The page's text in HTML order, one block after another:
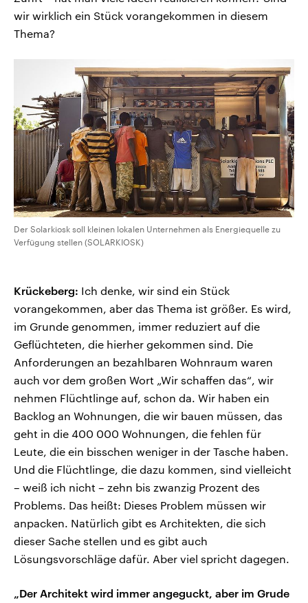
wir wirklich ein Stück vorangekommen in diesem
Thema?
Der Solarkiosk soll kleinen lokalen Unternehmen als Energiequelle zu
Verfügung stellen (SOLARKIOSK)
Krückeberg: Ich denke, wir sind ein Stück
vorangekommen, aber das Thema ist größer. Es wird,
im Grunde genommen, immer reduziert auf die
Geflüchteten, die hierher gekommen sind. Die
Anforderungen an bezahlbaren Wohnraum waren
auch vor dem großen Wort „Wir schaffen das“, wir
nehmen Flüchtlinge auf, schon da. Wir haben ein
Backlog an Wohnungen, die wir bauen müssen, das
geht in die 400 000 Wohnungen, die fehlen für
Leute, die ein bisschen weniger in der Tasche haben.
Und die Flüchtlinge, die dazu kommen, sind vielleicht
– weiß ich nicht – zehn bis zwanzig Prozent des
Problems. Das heißt: Dieses Problem müssen wir
anpacken. Natürlich gibt es Architekten, die sich
dieser Sache stellen und es gibt auch
Lösungsvorschläge dafür. Aber viel spricht dagegen.
„Der Architekt wird immer angeguckt, aber im Grude